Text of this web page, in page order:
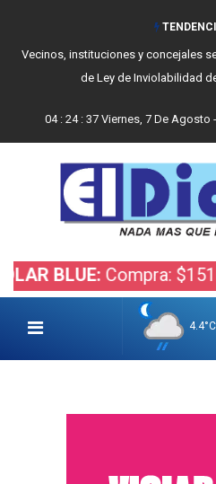
Vecinos, instituciones y concejales
de Ley de Inviolabilidad
04: 24: 38 Viernes, 7 De Agosto
Compra: $1510 -